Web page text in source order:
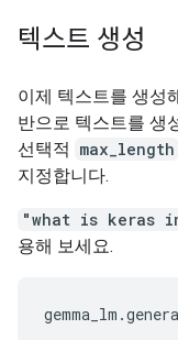
텍스트 생성
이제 텍스트를 생성
반으로 텍스트를 생
선택적 max_length
지정합니다.
"what is keras
용해 보세요.
gemma_lm .